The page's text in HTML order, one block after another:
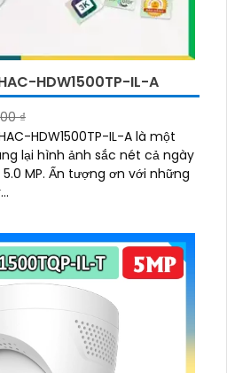
HDW1500TP-IL-A
₫
HDW1500TP-IL-A là một
lại hình ảnh sắc nét cả ngày
với những